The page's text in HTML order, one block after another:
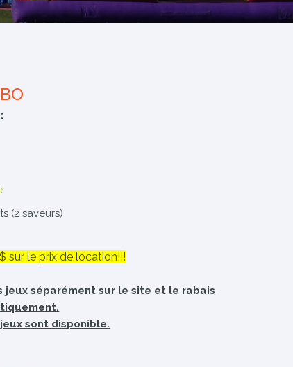
(2 saveurs)
sur le prix de location!!!
jeux séparément sur le site et le rabais
sont disponible.